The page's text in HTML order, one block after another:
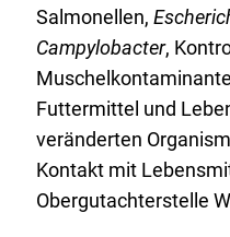
Salmonellen,
Campylobacter,
Futtermittel und
veränderten
Kontakt mit
Obergutachterstelle